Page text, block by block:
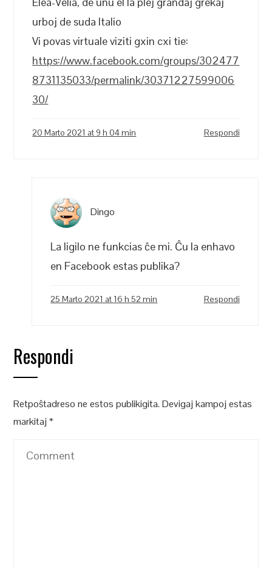
urboj de suda Italio
Vi povas virtuale viziti gxin cxi tie:
https://www.facebook.com/groups/302477
8731135033/permalink/30371227599006
30/
20 Marto 2021 at 9 h 04 min Respondi
Dingo
La ligilo ne funkcias ĉe mi. Ĉu la enhavo
en Facebook estas publika?
25 Marto 2021 at 16 h 52 min Respondi
Respondi
Retpoŝtadreso ne estos publikigita. Devigaj kampoj estas
markitaj*